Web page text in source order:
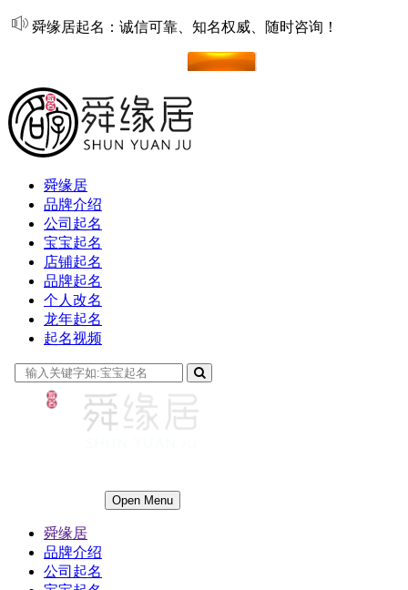
舜缘居起名：诚信可靠、知名权威、随时咨询！
舜缘居
品牌介绍
公司起名
宝宝起名
店铺起名
品牌起名
个人改名
龙年起名
起名视频
Open Menu
舜缘居
品牌介绍
公司起名